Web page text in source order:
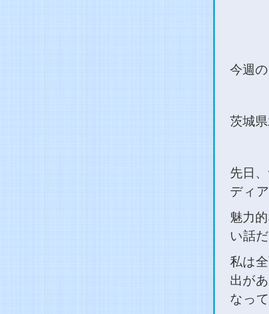
今週
茨城
先日
ディ
魅力
い話
私は
出が
なっ